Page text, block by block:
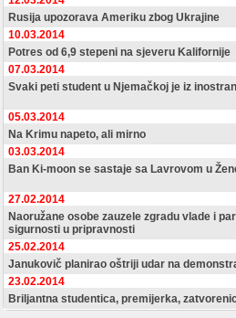
Rusija upozorava Ameriku zbog Ukrajine
10.03.2014
Potres od 6,9 stepeni na sjeveru Kalifornije
07.03.2014
Svaki peti student u Njemačkoj je iz
05.03.2014
Na Krimu napeto, ali mirno
03.03.2014
Ban Ki-moon se sastaje sa Lavrovom u
27.02.2014
Naoružane osobe zauzele zgradu vlade i
sigurnosti u pripravnosti
25.02.2014
Janukovič planirao oštriji udar na
23.02.2014
Briljantna studentica, premijerka,